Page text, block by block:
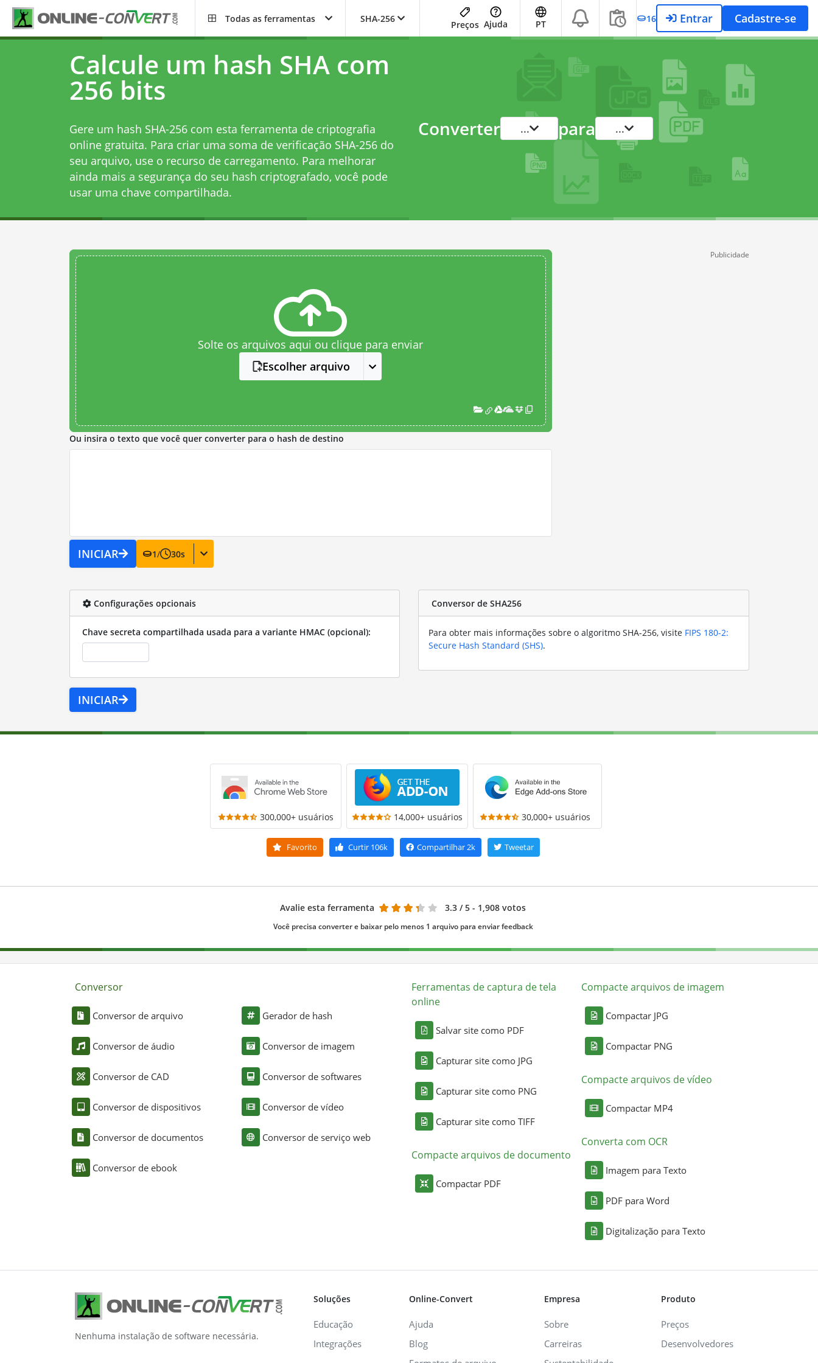
Todas as ferramentas SHA-256
Preços Ajuda PT 16 Entrar Cadastre-se
Calcule um hash SHA com
256 bits
Gere um hash SHA-256 com esta ferramenta de criptografia
online gratuita. Para criar uma soma de verificação SHA-256 do
seu arquivo, use o recurso de carregamento. Para melhorar
ainda mais a segurança do seu hash criptografado, você pode
usar uma chave compartilhada.
Converter ... para ...
Solte os arquivos aqui ou clique para enviar
Escolher arquivo
Ou insira o texto que você quer converter para o hash de destino
INICIAR 1/ 30s
Publicidade
Configurações opcionais
Chave secreta compartilhada usada para a variante HMAC (opcional):
INICIAR
Conversor de SHA256
Para obter mais informações sobre o algoritmo SHA-256, visite FIPS 180-2:
Secure Hash Standard (SHS).
300,000+ usuários 14,000+ usuários 30,000+ usuários
Favorito Curtir106k Compartilhar2k Tweetar
Avalie esta ferramenta 3.3 / 5 - 1,908 votos
Você precisa converter e baixar pelo menos 1 arquivo para enviar feedback
Conversor
Conversor de arquivo
Conversor de áudio
Conversor de CAD
Conversor de dispositivos
Conversor de documentos
Conversor de ebook
Gerador de hash
Conversor de imagem
Conversor de softwares
Conversor de vídeo
Conversor de serviço web
Ferramentas de captura de tela
online
Salvar site como PDF
Capturar site como JPG
Capturar site como PNG
Capturar site como TIFF
Compacte arquivos de documento
Compactar PDF
Compacte arquivos de imagem
Compactar JPG
Compactar PNG
Compacte arquivos de vídeo
Compactar MP4
Converta com OCR
Imagem para Texto
PDF para Word
Digitalização para Texto
Nenhuma instalação de software necessária.
Soluções
Educação
Integrações
Online-Convert
Ajuda
Blog
Empresa
Sobre
Carreiras
Produto
Preços
Desenvolvedores